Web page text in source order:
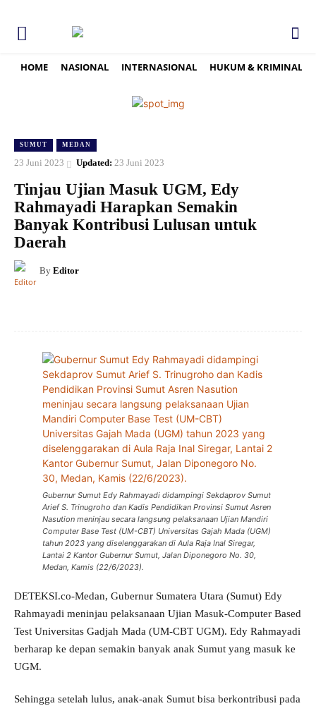
HOME NASIONAL INTERNASIONAL HUKUM & KRIMINAL
SUMUT MEDAN
23 Juni 2023 Updated: 23 Juni 2023
Tinjau Ujian Masuk UGM, Edy
Rahmayadi Harapkan Semakin
Banyak Kontribusi Lulusan untuk
Daerah
By Editor
Gubernur Sumut Edy Rahmayadi didampingi Sekdaprov Sumut
Arief S. Trinugroho dan Kadis Pendidikan Provinsi Sumut Asren
Nasution meninjau secara langsung pelaksanaan Ujian Mandiri
Computer Base Test (UM-CBT) Universitas Gajah Mada (UGM)
tahun 2023 yang diselenggarakan di Aula Raja Inal Siregar,
Lantai 2 Kantor Gubernur Sumut, Jalan Diponegoro No. 30,
Medan, Kamis (22/6/2023).
DETEKSI.co-Medan, Gubernur Sumatera Utara (Sumut) Edy
Rahmayadi meninjau pelaksanaan Ujian Masuk-Computer Based
Test Universitas Gadjah Mada (UM-CBT UGM). Edy Rahmayadi
berharap ke depan semakin banyak anak Sumut yang masuk ke
UGM.
Sehingga setelah lulus, anak-anak Sumut bisa berkontribusi pada